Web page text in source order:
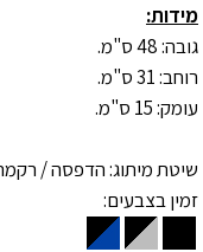
מידות:
גובה: 48 ס"מ.
רוחב: 31 ס"מ.
עומק: 15
ס"מ.
שיטת מיתוג: הדפסה /
זמין בצבעים: